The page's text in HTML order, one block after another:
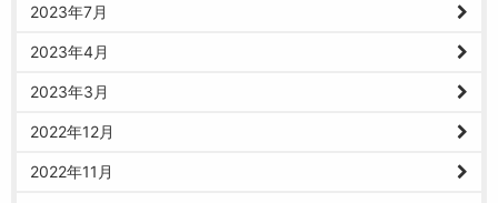
2023年7月
2023年4月
2023年3月
2022年12月
2022年11月